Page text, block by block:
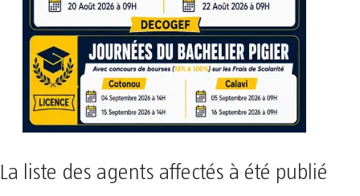
La liste des agents affectés à été publié